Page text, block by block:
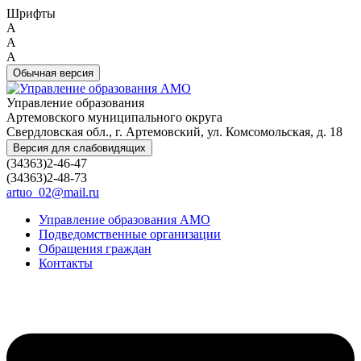
Шрифты
A
A
A
Обычная версия
Управление образования
Артемовского муниципального округа
Свердловская обл., г. Артемовский, ул. Комсомольская, д. 18
Версия для слабовидящих
(34363)2-46-47
(34363)2-48-73
artuo_02@mail.ru
Управление образования АМО
Подведомственные организации
Обращения граждан
Контакты